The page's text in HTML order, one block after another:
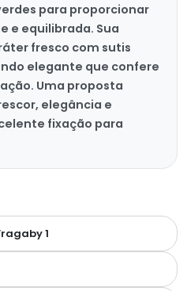
para proporcionar
e equilibrada. Sua
fresco com sutis
elegante que confere
Uma proposta
elegância e
fixação para
1